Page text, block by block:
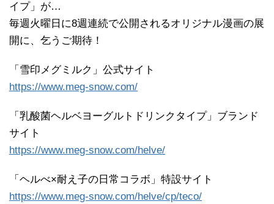
イプ」が…
毎週火曜日に8週連続で公開されるオリジナル漫画の展
開に、乞うご期待！
「雪印メグミルク」公式サイト
https://www.meg-snow.com/
「乳酸菌ヘルベヨーグルトドリンクタイプ」ブランド
サイト
https://www.meg-snow.com/helve/
「ヘルべ×耐え子の日常コラボ」特設サイト
https://www.meg-snow.com/helve/cp/teco/